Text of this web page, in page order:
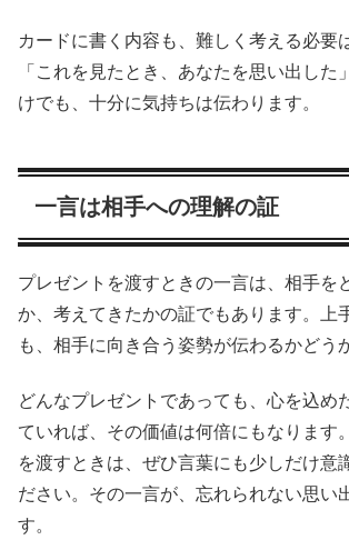
カードに書く内容も、難しく考える必要
「これを見たとき、あなたを思い出した
けでも、十分に気持ちは伝わります。
一言は相手への理解の証
プレゼントを渡すときの一言は、相手を
か、考えてきたかの証でもあります。上
も、相手に向き合う姿勢が伝わるかどう
どんなプレゼントであっても、心を込め
ていれば、その価値は何倍にもなります
を渡すときは、ぜひ言葉にも少しだけ意
ださい。その一言が、忘れられない思い
す。